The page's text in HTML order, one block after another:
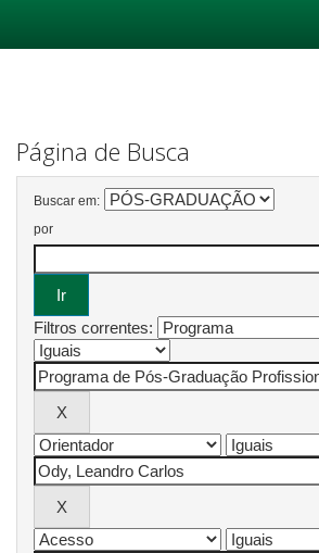
Página de Busca
Buscar em:
por
Filtros correntes: